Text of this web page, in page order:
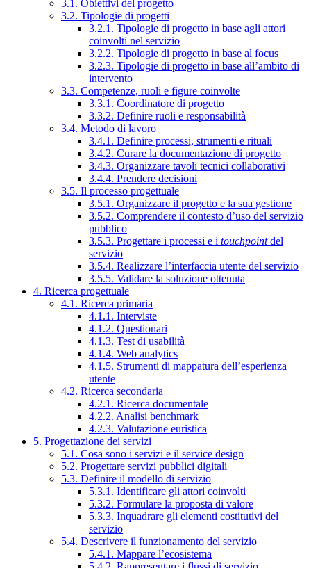
3.1. Obiettivi del progetto
3.2. Tipologie di progetti
3.2.1. Tipologie di progetto in base agli attori
coinvolti nel servizio
3.2.2. Tipologie di progetto in base al focus
3.2.3. Tipologie di progetto in base all’ambito di
intervento
3.3. Competenze, ruoli e figure coinvolte
3.3.1. Coordinatore di progetto
3.3.2. Definire ruoli e responsabilità
3.4. Metodo di lavoro
3.4.1. Definire processi, strumenti e rituali
3.4.2. Curare la documentazione di progetto
3.4.3. Organizzare tavoli tecnici collaborativi
3.4.4. Prendere decisioni
3.5. Il processo progettuale
3.5.1. Organizzare il progetto e la sua gestione
3.5.2. Comprendere il contesto d’uso del servizio
pubblico
3.5.3. Progettare i processi e i touchpointdel
servizio
3.5.4. Realizzare l’interfaccia utente del servizio
3.5.5. Validare la soluzione ottenuta
4. Ricerca progettuale
4.1. Ricerca primaria
4.1.1. Interviste
4.1.2. Questionari
4.1.3. Test di usabilità
4.1.4. Web analytics
4.1.5. Strumenti di mappatura dell’esperienza
utente
4.2. Ricerca secondaria
4.2.1. Ricerca documentale
4.2.2. Analisi benchmark
4.2.3. Valutazione euristica
5. Progettazione dei servizi
5.1. Cosa sono i servizi e il service design
5.2. Progettare servizi pubblici digitali
5.3. Definire il modello di servizio
5.3.1. Identificare gli attori coinvolti
5.3.2. Formulare la proposta di valore
5.3.3. Inquadrare gli elementi costitutivi del
servizio
5.4. Descrivere il funzionamento del servizio
5.4.1. Mappare l’ecosistema